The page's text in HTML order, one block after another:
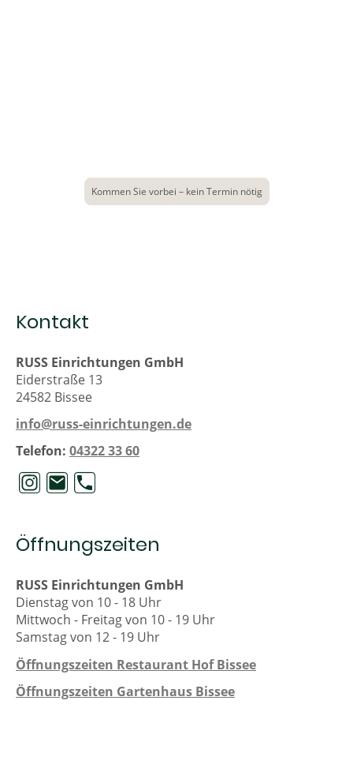
Kommen Sie vorbei – kein Termin nötig
Kontakt
RUSS Einrichtungen GmbH
Eiderstraße 13
24582 Bissee
info@russ-einrichtungen.de
Telefon: 04322 33 60
Öffnungszeiten
RUSS Einrichtungen GmbH
Dienstag von 10 - 18 Uhr
Mittwoch - Freitag von 10 - 19 Uhr
Samstag von 12 - 19 Uhr
Öffnungszeiten Restaurant Hof Bissee
Öffnungszeiten Gartenhaus Bissee